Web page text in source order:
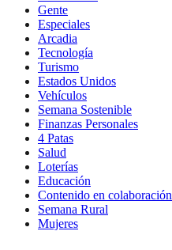
Gente
Especiales
Arcadia
Tecnología
Turismo
Estados Unidos
Vehículos
Semana Sostenible
Finanzas Personales
4 Patas
Salud
Loterías
Educación
Contenido en colaboración
Semana Rural
Mujeres